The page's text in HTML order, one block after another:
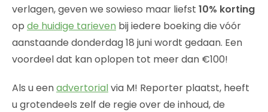
verlagen, geven we sowieso maar liefst 10% korting
op de huidige tarieven bij iedere boeking die vóór
aanstaande donderdag 18 juni wordt gedaan. Een
voordeel dat kan oplopen tot meer dan €100!
Als u eenadvertorialvia M! Reporter plaatst, heeft
u grotendeels zelf de regie over de inhoud, de